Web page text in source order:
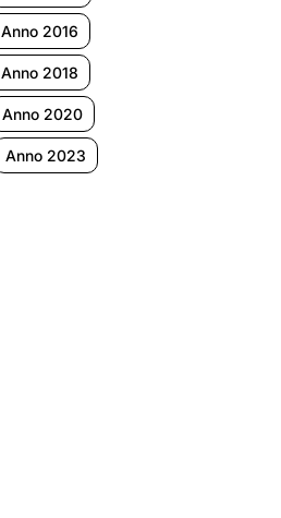
Anno 2016
Anno 2018
Anno 2020
Anno 2023